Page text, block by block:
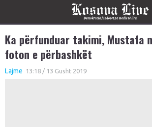
Ka përfunduar takimi, Mustafa
foton e përbashkët
Lajme 13:18 / 13 Gusht 2019